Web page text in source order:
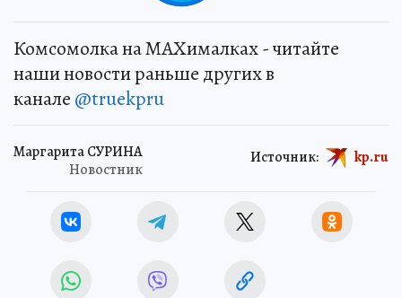
Комсомолка на MAXималках - читайте
наши новости раньше других в
канале @truekpru
Маргарита СУРИНА
Новостник
Источник: kp.ru